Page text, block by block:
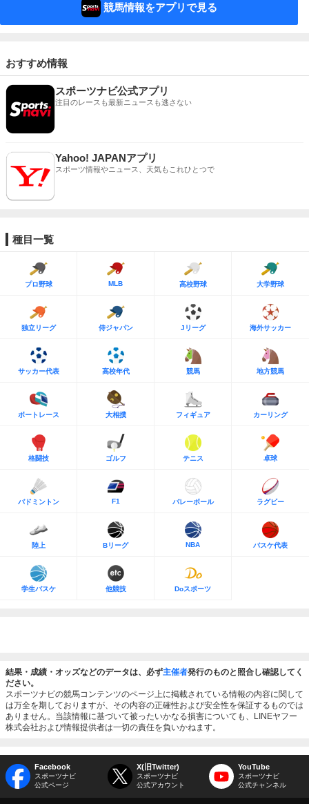
競馬情報をアプリで見る
おすすめ情報
スポーツナビ公式アプリ
注目のレースも最新ニュースも逃さない
Yahoo! JAPANアプリ
スポーツ情報やニュース、天気もこれひとつで
種目一覧
プロ野球 MLB 高校野球 大学野球
独立リーグ 侍ジャパン Jリーグ 海外サッカー
サッカー代表 高校年代 競馬 地方競馬
ボートレース 大相撲 フィギュア カーリング
格闘技 ゴルフ テニス 卓球
バドミントン F1 バレーボール ラグビー
陸上 Bリーグ NBA バスケ代表
学生バスケ 他競技 Doスポーツ
結果・成績・オッズなどのデータは、必ず主催者発行のものと照合し確認してく
ださい。
スポーツナビの競馬コンテンツのページ上に掲載されている情報の内容に関して
は万全を期しておりますが、その内容の正確性および安全性を保証するものでは
ありません。当該情報に基づいて被ったいかなる損害についても、LINEヤフー
株式会社および情報提供者は一切の責任を負いかねます。
Facebook
スポーツナビ
公式ページ
X(旧Twitter)
スポーツナビ
公式アカウント
YouTube
スポーツナビ
公式チャンネル